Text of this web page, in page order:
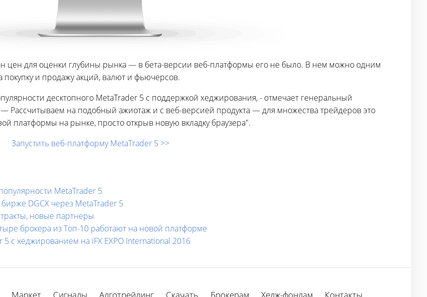
цен для оценки глубины рынка — в бета-версии веб-платформы его не было. В нем можно одним
и продажу акций, валют и фьючерсов.
десктопного MetaTrader 5 с поддержкой хеджирования, - отмечает генеральный
Рассчитываем на подобный ажиотаж и с веб-версией продукта — для множества трейдеров это
платформы на рынке, просто открыв новую вкладку браузера".
Запустить веб-платформу MetaTrader 5 >>
MetaTrader 5
DGCX через MetaTrader 5
новые партнеры
брокера из Топ-10 работают на новой платформе
с хеджированием на iFX EXPO International 2016